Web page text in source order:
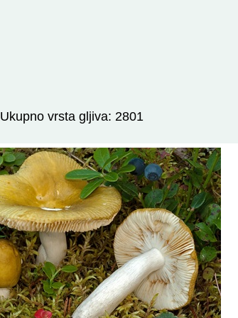
Ukupno vrsta gljiva: 2801